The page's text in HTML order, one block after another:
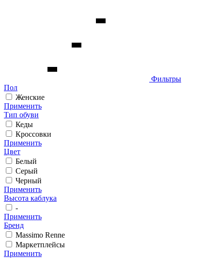
Фильтры
Пол
Женские
Применить
Тип обуви
Кеды
Кроссовки
Применить
Цвет
Белый
Серый
Черный
Применить
Высота каблука
-
Применить
Бренд
Massimo Renne
Маркетплейсы
Применить